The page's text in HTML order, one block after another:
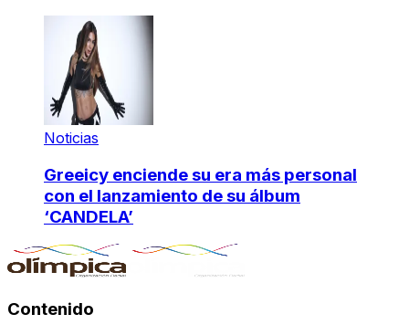
Noticias
Greeicy enciende su era más personal
con el lanzamiento de su álbum
‘CANDELA’
Contenido